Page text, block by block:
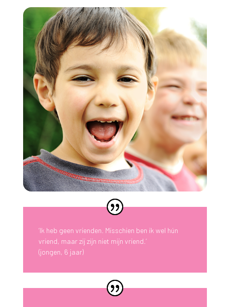
‘Ik heb geen vrienden. Misschien ben ik wel hún
vriend, maar zij zijn niet mijn vriend.’
(jongen, 6 jaar)